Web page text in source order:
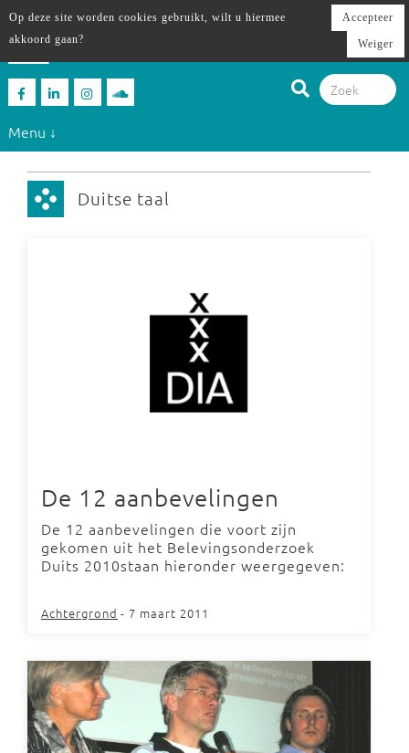
Menu ↓
Duitse taal
De 12 aanbevelingen
De 12 aanbevelingen die voort zijn
gekomen uit het Belevingsonderzoek
Duits 2010staan hieronder weergegeven:
Achtergrond - 7 maart 2011
Op deze site worden cookies gebruikt, wilt u hiermee
akkoord gaan?
Accepteer
Weiger